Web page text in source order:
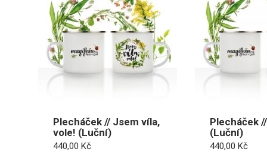
Plecháček // Jsem víla,
vole! (Luční)
440,00 Kč
Plecháček
(Luční)
440,00 Kč